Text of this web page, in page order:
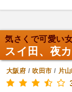
気さくで可愛い
スイ田、夜
大阪府 / 吹田市 / 片